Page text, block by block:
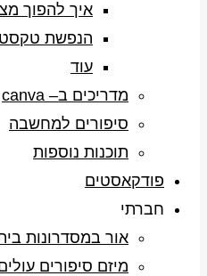
איך להפוך
הנפשת טקסט
עוד
מדריכים ב– canva
סיפורים למחשבה
תוכנות נוספות
פודקאסטים
חברתי
אור במסדרונות
מיזם סיפורים